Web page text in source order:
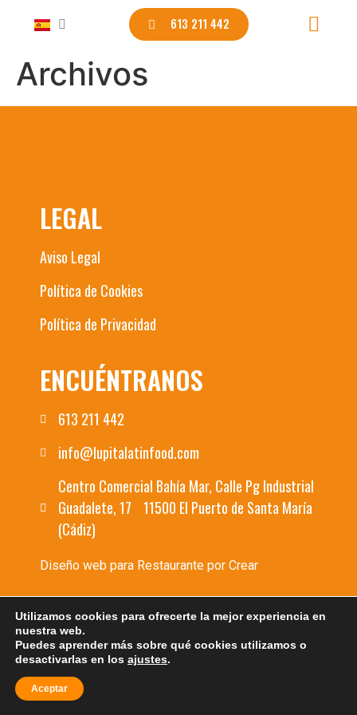
613 211 442
Archivos
LEGAL
Aviso Legal
Política de Cookies
Política de Privacidad
ENCUÉNTRANOS
613 211 442
info@lupitalatinfood.com
Centro Comercial Bahía Mar, Calle Pg Industrial
Guadalete, 17 11500 El Puerto de Santa María
(Cádiz)
Diseño web para Restaurante por Crear
Utilizamos cookies para ofrecerte la mejor experiencia en
nuestra web.
Puedes aprender más sobre qué cookies utilizamos o
desactivarlas en los ajustes.
Aceptar